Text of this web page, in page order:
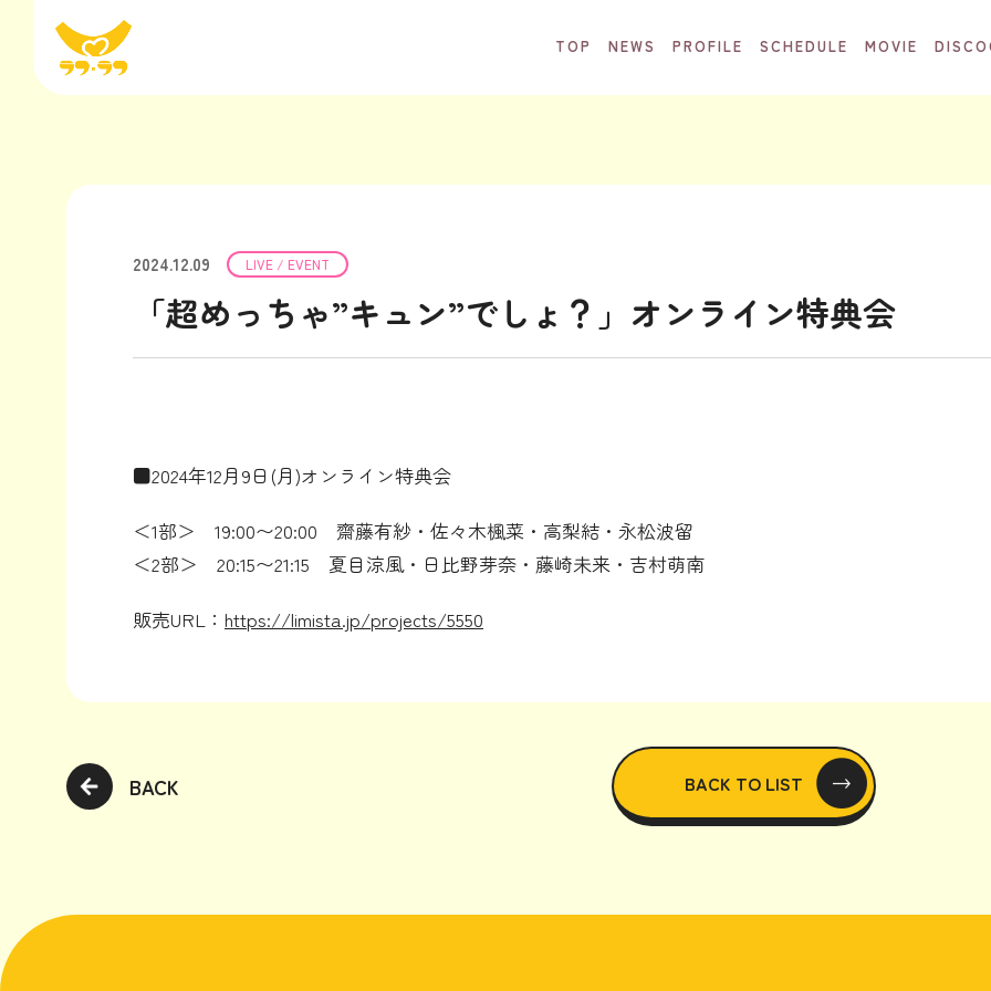
TOP NEWS PROFILE SCHEDULE MOVIE
2024.12.09 LIVE / EVENT
「超めっちゃ”キュン”でしょ？」オンライン特典会
■2024年12月9日(月)オンライン特典会
＜1部＞ 19:00〜20:00 齋藤有紗・佐々木楓菜・高梨結・永松波留
＜2部＞ 20:15〜21:15 夏目涼風・日比野芽奈・藤崎未来・吉村萌南
販売URL： https://limista.jp/projects/5550
BACK BACK TO LIST